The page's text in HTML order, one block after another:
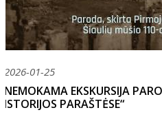
2026-01-25
NEMOKAMA EKSKURSIJA
ISTORIJOS PARAŠTĖSE“